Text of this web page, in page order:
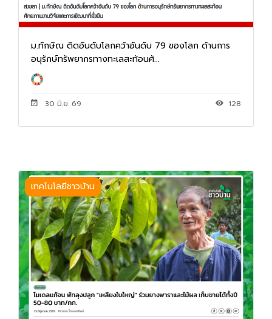
ม.ทักษิณ ติดอันดับโลกคว้าอันดับ 79 ของโลก ด้านการ
อนุรักษ์ทรัพยากรทางทะเลสะท้อนศั...
30 มิ.ย. 69 128
เทคโนโลยีชาวบ้าน